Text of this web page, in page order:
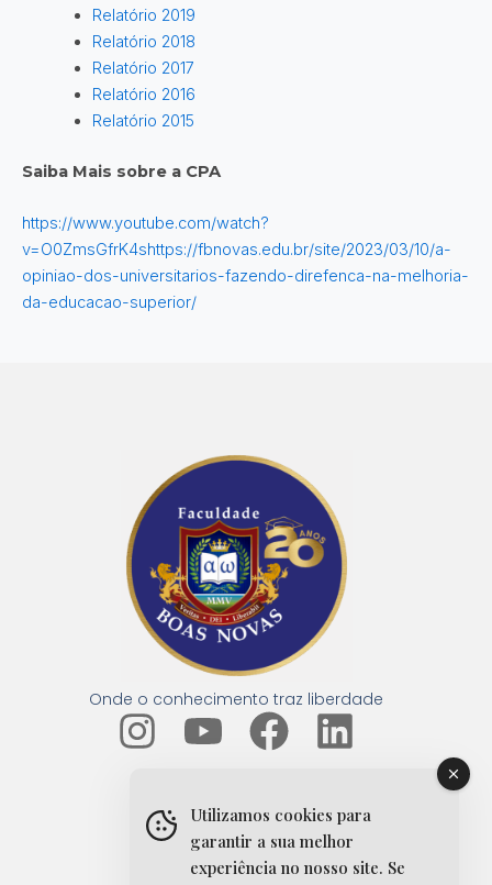
Relatório 2019
Relatório 2018
Relatório 2017
Relatório 2016
Relatório 2015
Saiba Mais sobre a CPA
https://www.youtube.com/watch?
v=O0ZmsGfrK4shttps://fbnovas.edu.br/site/2023/03/10/a-
opiniao-dos-universitarios-fazendo-direfenca-na-melhoria-
da-educacao-superior/
Onde o conhecimento traz liberdade
I
s
t
Y
u
t
F
c
e
L
n
k
Utilizamos cookies para
garantir a sua melhor
experiência no nosso site. Se